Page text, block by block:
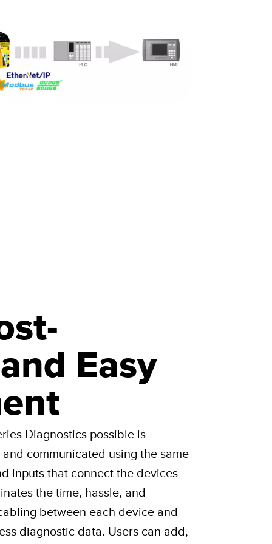
Easy
Diagnostics possible is
communicated using the same
inputs that connect the devices
the time, hassle, and
between each device and
diagnostic data. Users can add,